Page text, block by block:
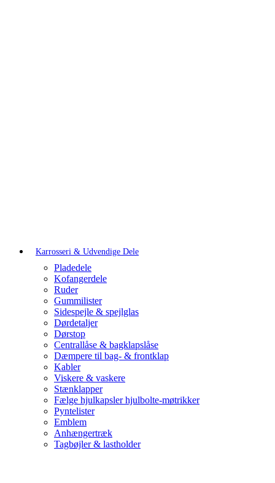
Karrosseri & Udvendige Dele
Pladedele
Kofangerdele
Ruder
Gummilister
Sidespejle & spejlglas
Dørdetaljer
Dørstop
Centrallåse & bagklapslåse
Dæmpere til bag- & frontklap
Kabler
Viskere & vaskere
Stænklapper
Fælge hjulkapsler hjulbolte-møtrikker
Pyntelister
Emblem
Anhængertræk
Tagbøjler & lastholder